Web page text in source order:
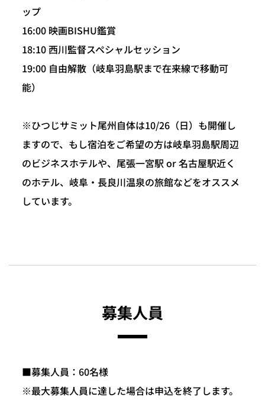
ップ
16:00 映画BISHU鑑賞
18:10 西川監督スペシャルセッション
19:00 自由解散（岐阜羽島駅まで在来線で移動可
能）
※ひつじサミット尾州自体は10/26（日）も開催し
ますので、もし宿泊をご希望の方は岐阜羽島駅周辺
のビジネスホテルや、尾張一宮駅 or 名古屋駅近く
のホテル、岐阜・長良川温泉の旅館などをオススメ
しています。
募集人員
■募集人員：60名様
※最大募集人員に達した場合は申込を終了します。